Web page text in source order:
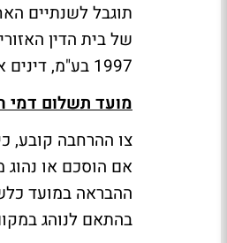
תוגבל לשנתיים
1997 בע"מ, דינים אזורי לעבודה 2010 (148) 779].
מועד תשלום דמי
צו ההרחבה קובע,
אם הוסכם או
ההבראה במועד
בהתאם לנוהג